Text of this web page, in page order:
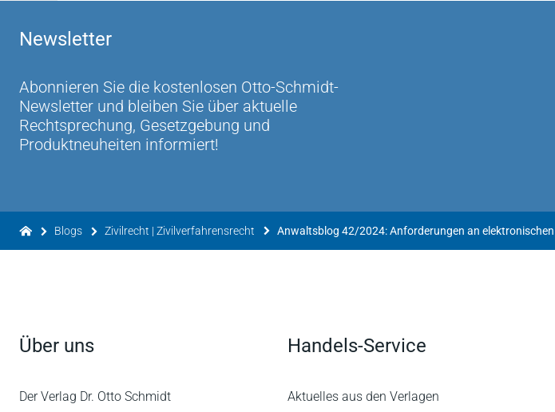
Newsletter
Abonnieren Sie die kostenlosen Otto-Schmidt-
Newsletter und bleiben Sie über aktuelle
Rechtsprechung, Gesetzgebung und
Produktneuheiten informiert!
Blogs Zivilrecht | Zivilverfahrensrecht
Über uns
Der Verlag Dr. Otto Schmidt
Handels-Service
Aktuelles aus den Verlagen